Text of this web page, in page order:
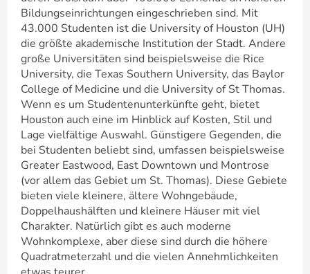
Bildungseinrichtungen eingeschrieben sind. Mit
43.000 Studenten ist die University of Houston (UH)
die größte akademische Institution der Stadt. Andere
große Universitäten sind beispielsweise die Rice
University, die Texas Southern University, das Baylor
College of Medicine und die University of St Thomas.
Wenn es um Studentenunterkünfte geht, bietet
Houston auch eine im Hinblick auf Kosten, Stil und
Lage vielfältige Auswahl. Günstigere Gegenden, die
bei Studenten beliebt sind, umfassen beispielsweise
Greater Eastwood, East Downtown und Montrose
(vor allem das Gebiet um St. Thomas). Diese Gebiete
bieten viele kleinere, ältere Wohngebäude,
Doppelhaushälften und kleinere Häuser mit viel
Charakter. Natürlich gibt es auch moderne
Wohnkomplexe, aber diese sind durch die höhere
Quadratmeterzahl und die vielen Annehmlichkeiten